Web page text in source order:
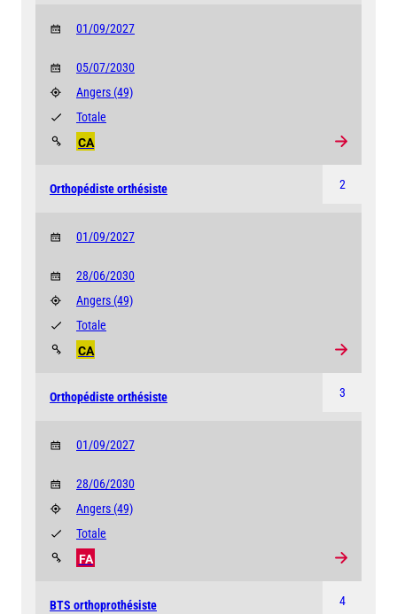
01/09/2027
05/07/2030
Angers (49)
CA
Totale
2
Orthopédiste orthésiste
01/09/2027
28/06/2030
Angers (49)
CA
Totale
3
Orthopédiste orthésiste
01/09/2027
28/06/2030
Angers (49)
FA
Totale
4
BTS orthoprothésiste